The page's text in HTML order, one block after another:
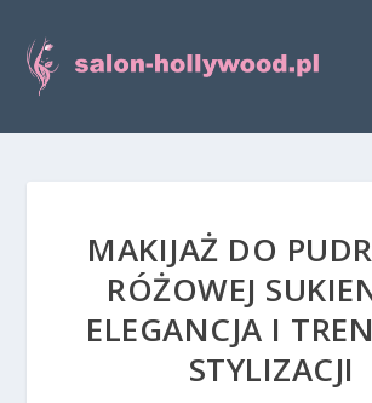
MAKIJAŻ DO
RÓŻOWEJ
ELEGANCJA I
STYLIZACJI